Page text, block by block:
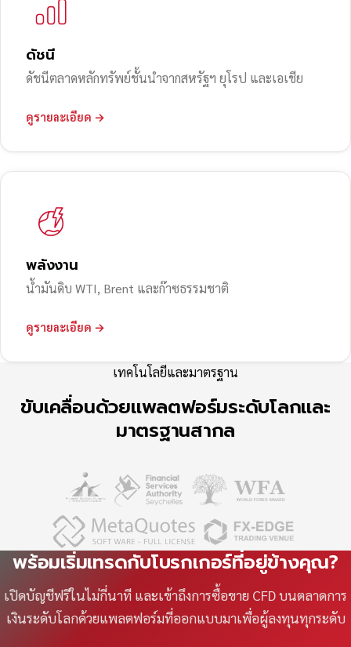
ดัชนี
ดัชนีตลาดหลักทรัพย์ชั้นนำจากสหรัฐฯ ยุโรป และเอเชีย
ดูรายละเอียด →
พลังงาน
น้ำมันดิบ WTI, Brent และก๊าซธรรมชาติ
ดูรายละเอียด →
เทคโนโลยีและมาตรฐาน
ขับเคลื่อนด้วยแพลตฟอร์มระดับโลกและ
มาตรฐานสากล
พร้อมเริ่มเทรดกับโบรกเกอร์ที่อยู่ข้างคุณ?
เปิดบัญชีฟรีในไม่กี่นาที และเข้าถึงการซื้อขาย CFD บนตลาดการ
เงินระดับโลกด้วยแพลตฟอร์มที่ออกแบบมาเพื่อผู้ลงทุนทุกระดับ